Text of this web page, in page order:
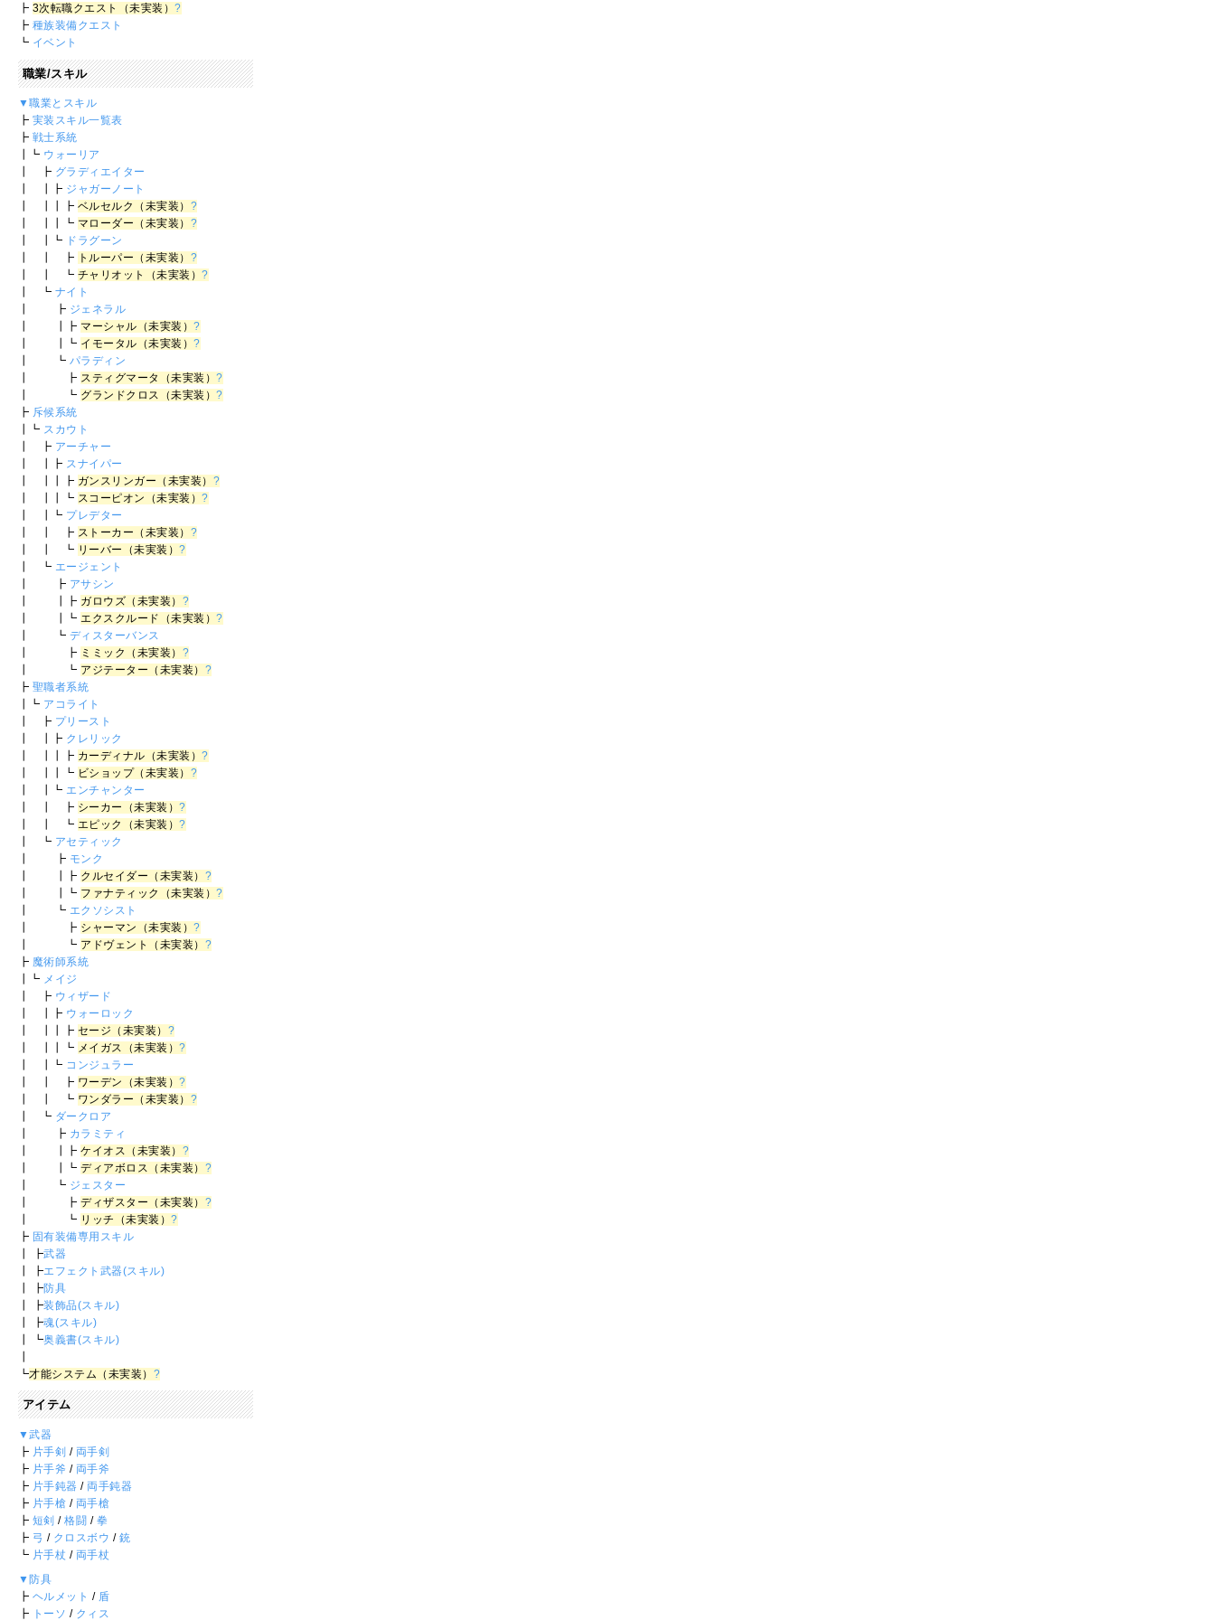
┣ 3次転職クエスト（未実装）?
┣ 種族装備クエスト
┗ イベント
職業/スキル
▼職業とスキル
┣ 実装スキル一覧表
┣ 戦士系統
┃┗ ウォーリア
┃ ┣ グラディエイター
┃ ┃┣ ジャガーノート
┃ ┃┃┣ ベルセルク（未実装） ?
┃ ┃┃┗ マローダー（未実装） ?
┃ ┃┗ ドラグーン
┃ ┃ ┣ トルーパー（未実装） ?
┃ ┃ ┗ チャリオット（未実装）?
┃ ┗ ナイト
┃ ┣ ジェネラル
┃ ┃┣ マーシャル（未実装）?
┃ ┃┗ イモータル（未実装）?
┃ ┗ パラディン
┃ ┣ スティグマータ（未実装）?
┃ ┗ グランドクロス（未実装）?
┣ 斥候系統
┃┗ スカウト
┃ ┣ アーチャー
┃ ┃┣ スナイパー
┃ ┃┃┣ ガンスリンガー（未実装） ?
┃ ┃┃┗ スコーピオン（未実装）?
┃ ┃┗ プレデター
┃ ┃ ┣ ストーカー（未実装） ?
┃ ┃ ┗ リーバー（未実装）?
┃ ┗ エージェント
┃ ┣ アサシン
┃ ┃┣ ガロウズ（未実装） ?
┃ ┃┗エクスクルード（未実装）?
┃ ┗ ディスターバンス
┃ ┣ ミミック（未実装） ?
┃ ┗ アジテーター（未実装） ?
┣ 聖職者系統
┃┗ アコライト
┃ ┣ プリースト
┃ ┃┣ クレリック
┃ ┃┃┣ カーディナル（未実装）?
┃ ┃┃┗ ビショップ（未実装） ?
┃ ┃┗ エンチャンター
┃ ┃ ┣ シーカー（未実装）?
┃ ┃ ┗ エピック（未実装）?
┃ ┗ アセティック
┃ ┣ モンク
┃ ┃┣ クルセイダー（未実装） ?
┃ ┃┗ ファナティック（未実装）?
┃ ┗ エクソシスト
┃ ┣ シャーマン（未実装）?
┃ ┗ アドヴェント（未実装） ?
┣ 魔術師系統
┃┗ メイジ
┃ ┣ ウィザード
┃ ┃┣ ウォーロック
┃ ┃┃┣ セージ（未実装） ?
┃ ┃┃┗ メイガス（未実装）?
┃ ┃┗ コンジュラー
┃ ┃ ┣ ワーデン（未実装）?
┃ ┃ ┗ ワンダラー（未実装） ?
┃ ┗ ダークロア
┃ ┣ カラミティ
┃ ┃┣ケイオス（未実装） ?
┃ ┃┗ディアボロス（未実装） ?
┃ ┗ ジェスター
┃ ┣ディザスター（未実装） ?
┃ ┗ リッチ（未実装）?
┣ 固有装備専用スキル
┃ ┣武器
┃ ┣エフェクト武器(スキル)
┃ ┣防具
┃ ┣装飾品(スキル)
┃ ┣魂(スキル)
┃ ┗奥義書(スキル)
┗才能システム（未実装） ?
アイテム
▼武器
┣ 片手剣 / 両手剣
┣ 片手斧 / 両手斧
┣ 片手鈍器 / 両手鈍器
┣ 片手槍 / 両手槍
┣ 短剣 /格闘 / 拳
┣ 弓 / クロスボウ / 銃
┗ 片手杖 / 両手杖
▼防具
┣ ヘルメット / 盾
┣ トーソ / クィス